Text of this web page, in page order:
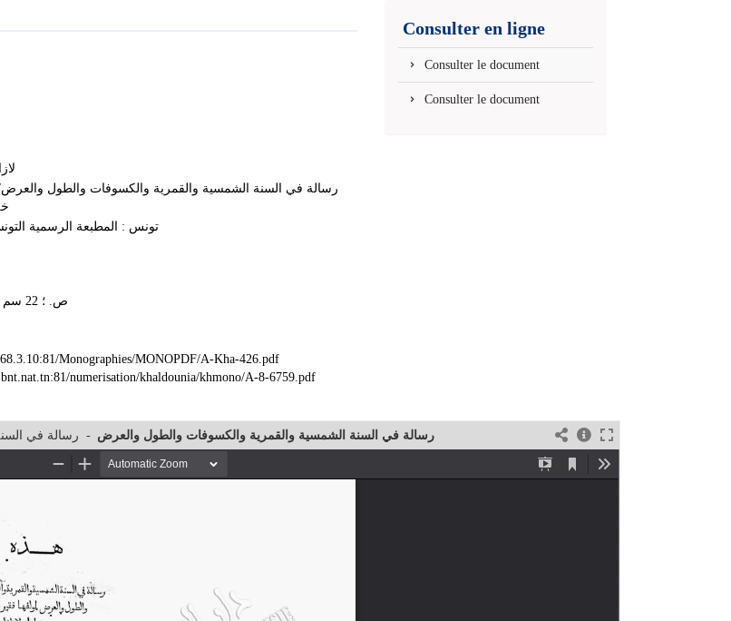
رسالة في السنة الشمسية والقمرية والكسوفات والطول
تونس : المطبعة الرسمية
12 ص.‏ ؛ ‏22 سم 12 ص.‏ ؛
Monographies/MONOPDF/A-Kha-426.pdf
numerisation/khaldounia/khmono/A-8-6759.pdf
fenêtre)
Consulter en ligne
Consulter le document
Consulter le document
رسالة في - رسالة في السنة الشمسية والقمرية والكسوفات والطول والعرض